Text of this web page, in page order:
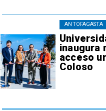
inaugura
acceso
Coloso
ANTOFAGASTA